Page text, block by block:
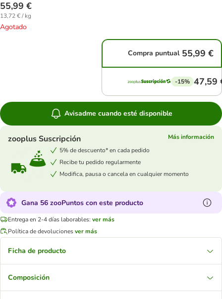
55,99 €
13,72 € / kg
Agotado
Compra puntual 55,99 €
-15% 47,59
Avisadme cuando esté disponible
zooplus Suscripción
Más información
5% de descuento* en cada pedido
Recibe tu pedido regularmente
Modifica, pausa o cancela en cualquier momento
Gana 56 zooPuntos con este producto
Entrega en 2-4 días laborables: ver más
Política de devolucionesver más
Ficha de producto
Composición